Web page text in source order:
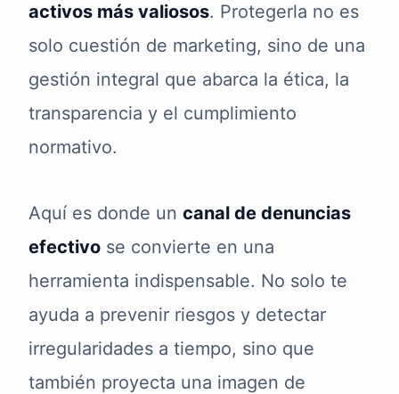
activos más valiosos. Protegerla no es
solo cuestión de marketing, sino de una
gestión integral que abarca la ética, la
transparencia y el cumplimiento
normativo.
Aquí es donde un canal de denuncias
efectivo se convierte en una
herramienta indispensable. No solo te
ayuda a prevenir riesgos y detectar
irregularidades a tiempo, sino que
también proyecta una imagen de